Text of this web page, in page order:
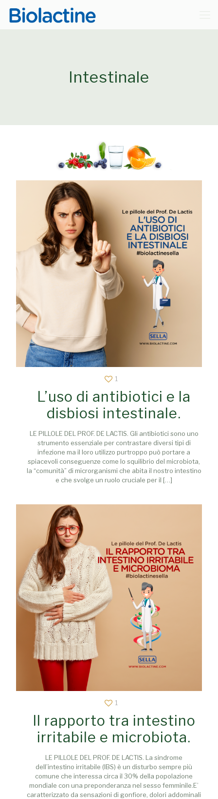
Intestinale
1
L’uso di antibiotici e la
disbiosi intestinale.
LE PILLOLE DEL PROF. DE LACTIS. Gli antibiotici sono uno
strumento essenziale per contrastare diversi tipi di
infezione ma il loro utilizzo purtroppo può portare a
spiacevoli conseguenze come lo squilibrio del microbiota,
la “comunità” di microrganismi che abita il nostro intestino
e che svolge un ruolo cruciale per il […]
1
Il rapporto tra intestino
irritabile e microbiota.
LE PILLOLE DEL PROF. DE LACTIS. La sindrome
dell’intestino irritabile (IBS) è un disturbo sempre più
comune che interessa circa il 30% della popolazione
mondiale con una preponderanza nel sesso femminile.E’
caratterizzato da sensazioni di gonfiore, dolori addominali